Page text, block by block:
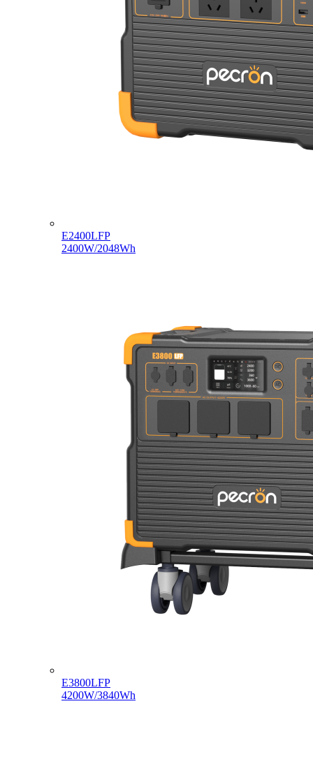
E2400LFP
2400W/2048Wh
E3800LFP
4200W/3840Wh